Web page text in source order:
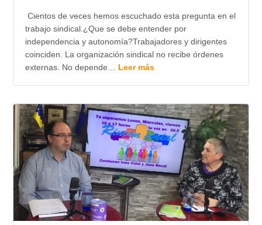
Cientos de veces hemos escuchado esta pregunta en el
trabajo sindical.¿Que se debe entender por
independencia y autonomía?Trabajadores y dirigentes
coinciden. La organización sindical no recibe órdenes
externas. No depende… Leer más